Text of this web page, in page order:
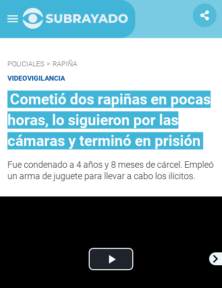
POLICIALES > RAPIÑA
VIDEOVIGILANCIA
Cometió dos rapiñas en pocas
horas, lo siguieron por las
cámaras y terminó en prisión
Fue condenado a 4 años y 8 meses de cárcel. Empleó
un arma de juguete para llevar a cabo los ilícitos.
Play